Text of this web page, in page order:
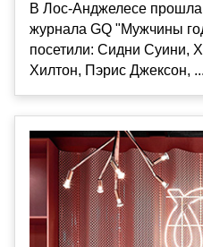
В Лос-Анджелесе
журнала GQ "Мужчины
посетили: Сидни Суини,
Хилтон, Пэрис Джексон, ...